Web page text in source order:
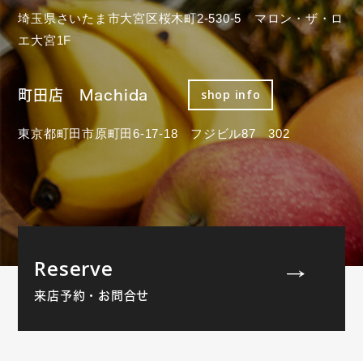
埼玉県さいたま市大宮区桜木町2-530-5 マロン・ザ・ロ
エ大宮1F
町田店 Machida shop info
東京都町田市原町田6-17-18 フジビル87 302
Reserve
来店予約・お問合せ